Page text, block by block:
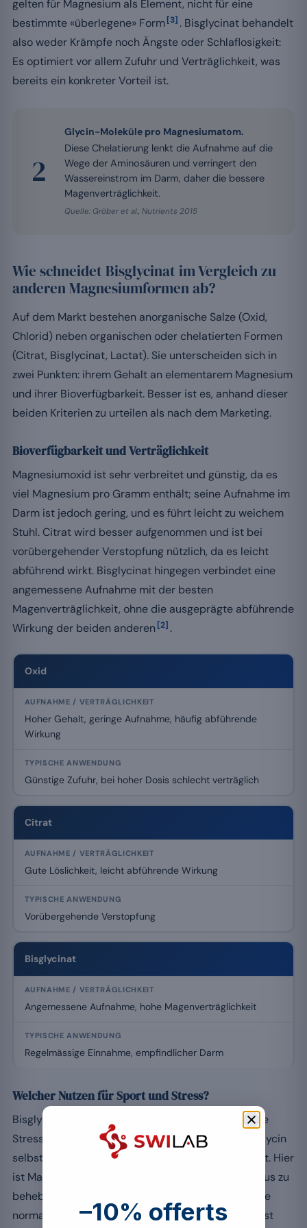
gelten für Magnesium als Element, nicht für eine
bestimmte «überlegene» Form[3] . Bisglycinat behandelt
also weder Krämpfe noch Ängste oder Schlaflosigkeit:
Es optimiert vor allem Zufuhr und Verträglichkeit, was
bereits ein konkreter Vorteil ist.
2
Glycin-Moleküle pro Magnesiumatom.
Diese Chelatierung lenkt die Aufnahme auf die
Wege der Aminosäuren und verringert den
Wassereinstrom im Darm, daher die bessere
Magenverträglichkeit.
Quelle: Gröber et al., Nutrients 2015
Wie schneidet Bisglycinat im Vergleich zu
anderen Magnesiumformen ab?
Auf dem Markt bestehen anorganische Salze (Oxid,
Chlorid) neben organischen oder chelatierten Formen
(Citrat, Bisglycinat, Lactat). Sie unterscheiden sich in
zwei Punkten: ihrem Gehalt an elementarem Magnesium
und ihrer Bioverfügbarkeit. Besser ist es, anhand dieser
beiden Kriterien zu urteilen als nach dem Marketing.
Bioverfügbarkeit und Verträglichkeit
Magnesiumoxid ist sehr verbreitet und günstig, da es
viel Magnesium pro Gramm enthält; seine Aufnahme im
Darm ist jedoch gering, und es führt leicht zu weichem
Stuhl. Citrat wird besser aufgenommen und ist bei
vorübergehender Verstopfung nützlich, da es leicht
abführend wirkt. Bisglycinat hingegen verbindet eine
angemessene Aufnahme mit der besten
Magenverträglichkeit, ohne die ausgeprägte abführende
Wirkung der beiden anderen [2] .
Oxid
Hoher Gehalt, geringe Aufnahme, häufig abführende
Wirkung
Günstige Zufuhr, bei hoher Dosis schlecht verträglich
Citrat
Gute Löslichkeit, leicht abführende Wirkung
Vorübergehende Verstopfung
Bisglycinat
Angemessene Aufnahme, hohe Magenverträglichkeit
Regelmässige Einnahme, empfindlicher Darm
Welcher Nutzen für Sport und Stress?
Bisglycinat wird oft für die Muskelerholung oder die
Stressbewältigung hervorgehoben, zum Teil weil Glycin
selbst beruhigende, untersuchte Eigenschaften hat. Hier
ist Mass zu halten: Einen niedrigen Magnesiumstatus zu
beheben, kann das nervliche Gleichgewicht und die
normale Muskelfunktion stützen, doch keine Form ist
–10% offerts